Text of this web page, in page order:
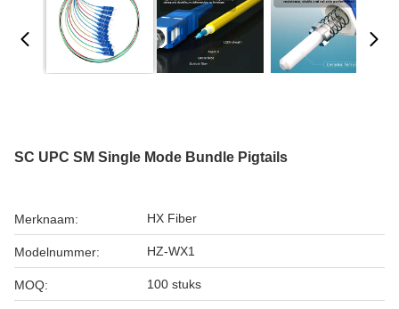
SC UPC SM Single Mode Bundle Pigtails
Merknaam: HX Fiber
Modelnummer: HZ-WX1
MOQ: 100 stuks